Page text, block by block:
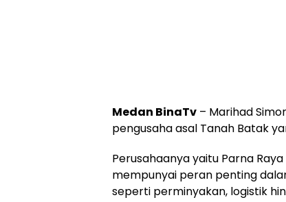
Medan BinaTv – Marihad
pengusaha asal Tanah Batak
Perusahaanya yaitu Parna
mempunyai peran penting
seperti perminyakan, logistik